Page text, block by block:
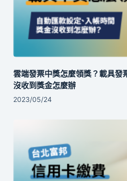
雲端發票中獎怎麼領獎？載具發
沒收到獎金怎麼辦
2023/05/24